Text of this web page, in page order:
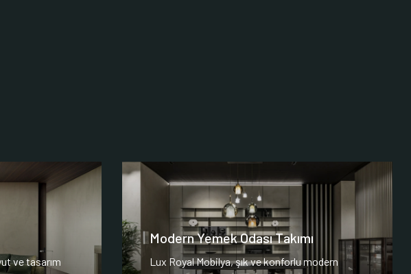
ve tasarım
Modern Yemek Odası Takımı
Lux Royal Mobilya, şık ve konforlu modern